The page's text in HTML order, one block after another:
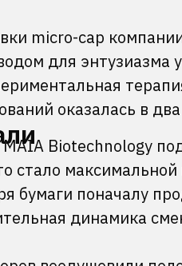
micro-cap
для энтузиазма
оказалась в
Biotechnology
стало
бумаги поначалу
динамика